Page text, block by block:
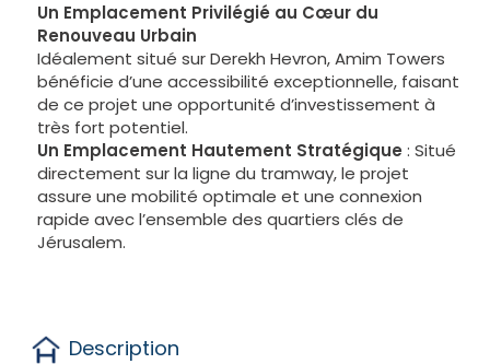
Un Emplacement Privilégié au Cœur du
Renouveau Urbain
Idéalement situé sur Derekh Hevron, Amim Towers
bénéficie d’une accessibilité exceptionnelle, faisant
de ce projet une opportunité d’investissement à
très fort potentiel.
Un Emplacement Hautement Stratégique : Situé
directement sur la ligne du tramway, le projet
assure une mobilité optimale et une connexion
rapide avec l’ensemble des quartiers clés de
Jérusalem.
Description